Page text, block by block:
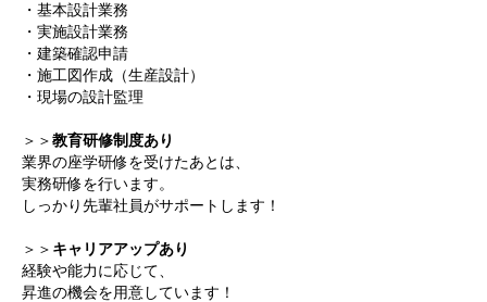
・基本設計業務
・実施設計業務
・建築確認申請
・施工図作成（生産設計）
・現場の設計監理
＞＞教育研修制度あり
業界の座学研修を受けたあとは、
実務研修を行います。
しっかり先輩社員がサポートします！
＞＞ キャリアアップあり
経験や能力に応じて、
昇進の機会を用意しています！